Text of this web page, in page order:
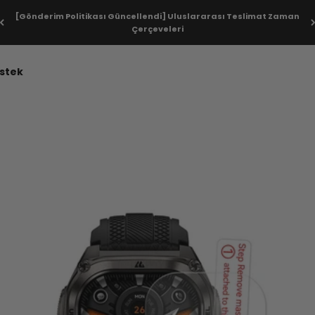
[Gönderim Politikası Güncellendi] Uluslararası Teslimat Zaman
Çerçeveleri